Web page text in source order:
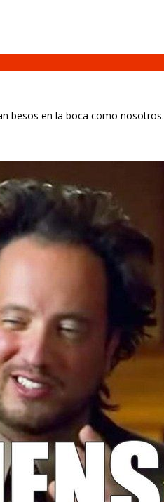
besos en la boca como nosotros.